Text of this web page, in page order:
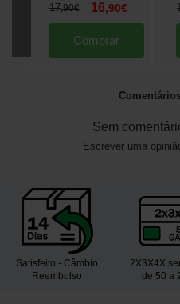
17,90€ 16,90€
Comprar
Sem
Escrever uma
Satisfeito - Câmbio
Reembolso
2X3X4X
de 50 a